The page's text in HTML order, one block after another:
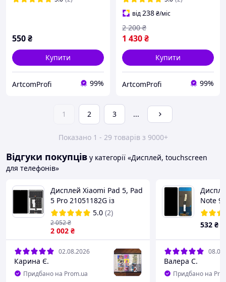
550₴
Купити
ArtcomProfi 99%
від238₴/міс
1 430₴
2 200 ₴
Купити
ArtcomProfi 99%
1 2 3 ...
Показано 1 - 29 товарів з 9000+
Відгуки покупців у категорії «Дисплей, touchscreen
для телефонів»
Дисплей Xiaomi Pad 5, Pad
5 Pro 21051182G із
сенсором (тачскрином)
чорний Оригінал
5.0 (2)
2 002 ₴
2 052₴
02.08.2026
Карина Є.
Придбано на Prom.ua +2
Note
Pro
(AAAA)
532 ₴
Валера С.
Придбано на